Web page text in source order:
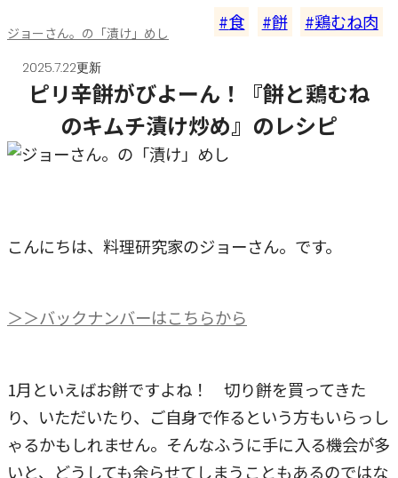
ジョーさん。の「漬け」めし 食 餅 鶏むね肉
2025.7.22更新
ピリ辛餅がびよーん！『餅と鶏むね
のキムチ漬け炒め』のレシピ
こんにちは、料理研究家のジョーさん。です。
＞＞バックナンバーはこちらから
1月といえばお餅ですよね！ 切り餅を買ってきた
り、いただいたり、ご自身で作るという方もいらっし
ゃるかもしれません。そんなふうに手に入る機会が多
いと、どうしても余らせてしまうこともあるのではな